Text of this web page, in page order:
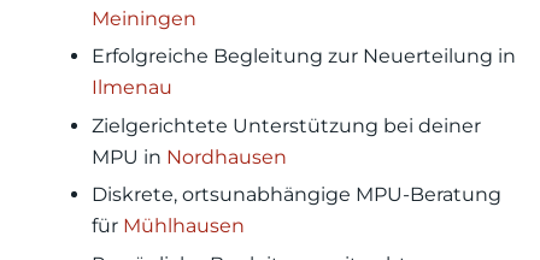
Meiningen
Erfolgreiche Begleitung zur Neuerteilung in
Ilmenau
Zielgerichtete Unterstützung bei deiner
MPU in Nordhausen
Diskrete, ortsunabhängige MPU-Beratung
für Mühlhausen